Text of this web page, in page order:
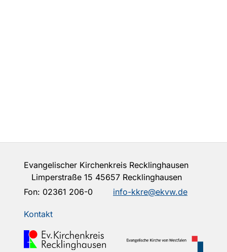
Evangelischer Kirchenkreis Recklinghausen
Limperstraße 15 45657 Recklinghausen
Fon: 02361 206-0 info-kkre@ekvw.de
Kontakt